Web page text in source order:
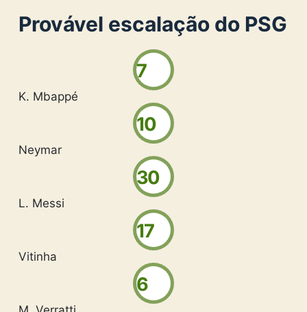
Provável escalação do PSG
7
K. Mbappé
10
Neymar
30
L. Messi
17
Vitinha
6